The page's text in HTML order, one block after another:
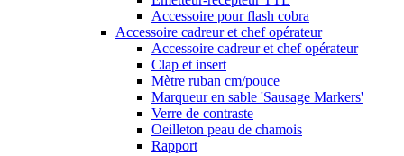
Accessoire pour flash cobra
Accessoire cadreur et chef opérateur
Accessoire cadreur et chef opérateur
Clap et insert
Mètre ruban cm/pouce
Marqueur en sable 'Sausage Markers'
Verre de contraste
Oeilleton peau de chamois
Rapport